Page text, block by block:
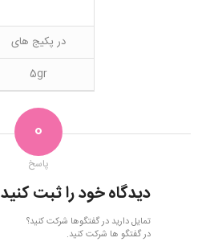
در پکیج های
5gr
0
پاسخ
دیدگاه خود را ثبت کنید
تمایل دارید در گفتگوها شرکت کنید؟
در گفتگو ها شرکت کنید.